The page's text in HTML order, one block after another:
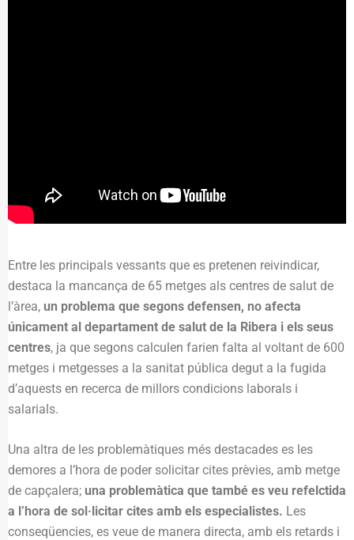
Entre les principals vessants que es pretenen reivindicar,
destaca la mancança de 65 metges als centres de salut de
l’àrea, un problema que segons defensen, no afecta
únicament al departament de salut de la Ribera i els seus
centres, ja que segons calculen farien falta al voltant de 600
metges i metgesses a la sanitat pública degut a la fugida
d’aquests en recerca de millors condicions laborals i
salarials.
Una altra de les problemàtiques més destacades es les
demores a l’hora de poder solicitar cites prèvies, amb metge
de capçalera; una problemàtica que també es veu refelctida
a l’hora de sol·licitar cites amb els especialistes. Les
conseqüencies, es veue de manera directa, amb els retards i